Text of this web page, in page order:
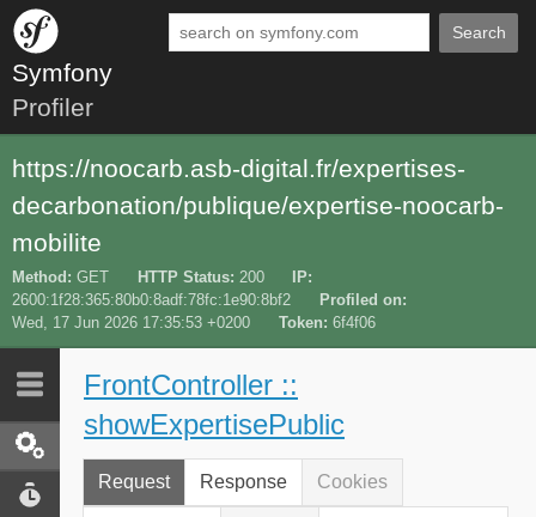
Symfony
Profiler
Search
https://noocarb.asb-digital.fr/expertises-
decarbonation/publique/expertise-noocarb-
mobilite
Method GET HTTP Status 200
IP
2600:1f28:365:80b0:8adf:78fc:1e90:8bf2
Profiled on
Wed, 17 Jun 2026 17:35:53 +0200
Token 6f4f06
Last 10 Latest
Request / Response
Performance
FrontController ::
showExpertisePublic
Request Response Cookies